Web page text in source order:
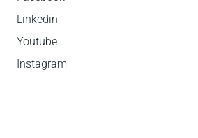
Linkedin
Youtube
Instagram